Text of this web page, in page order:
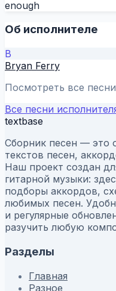
enough
Об исполнителе
B
Bryan Ferry
Посмотреть все песни
Все песни
textbase
Сборник песен — это
текстов песен,
Наш проект создан
гитарной музыки:
подборы аккордов,
любимых песен.
и регулярные
разучить любую
Разделы
Главная
Разное